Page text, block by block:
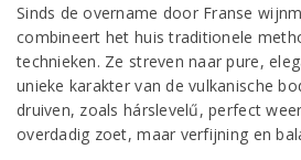
Sinds de overname door Franse
combineert het huis traditionele
technieken. Ze streven naar pure,
unieke karakter van de vulkanische
druiven, zoals hárslevelű, perfect
overdadig zoet, maar verfijning en